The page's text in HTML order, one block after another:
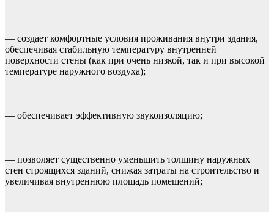
— создает комфортные условия проживания внутри здания,
обеспечивая стабильную температуру внутренней
поверхности стены (как при очень низкой, так и при высокой
температуре наружного воздуха);
— обеспечивает эффективную звукоизоляцию;
— позволяет существенно уменьшить толщину наружных
стен строящихся зданий, снижая затраты на строительство и
увеличивая внутреннюю площадь помещений;